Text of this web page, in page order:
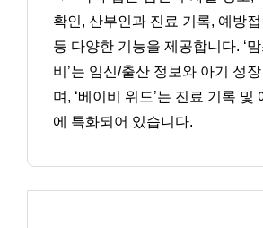
확인, 산부인과 진료 기록, 예방
등 다양한 기능을 제공합니다. ‘맘
비’는 임신/출산 정보와 아기 성
며, ‘베이비 위드’는 진료 기록 및
에 특화되어 있습니다.